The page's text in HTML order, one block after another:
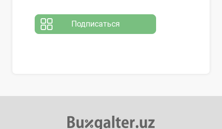
Подписаться